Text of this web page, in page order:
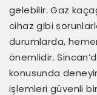
gelebilir. Gaz
cihaz gibi
durumlarda,
önemlidir.
konusunda
işlemleri güvenli